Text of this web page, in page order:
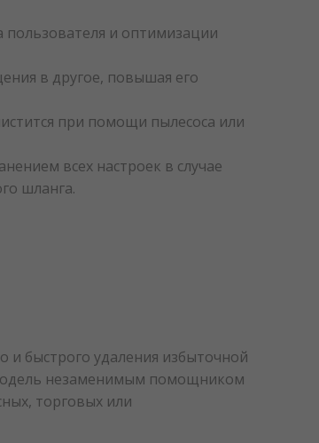
пользователя и оптимизации
в другое, повышая его
при помощи пылесоса или
всех настроек в случае
шланга.
и быстрого удаления избыточной
незаменимым помощником
торговых или